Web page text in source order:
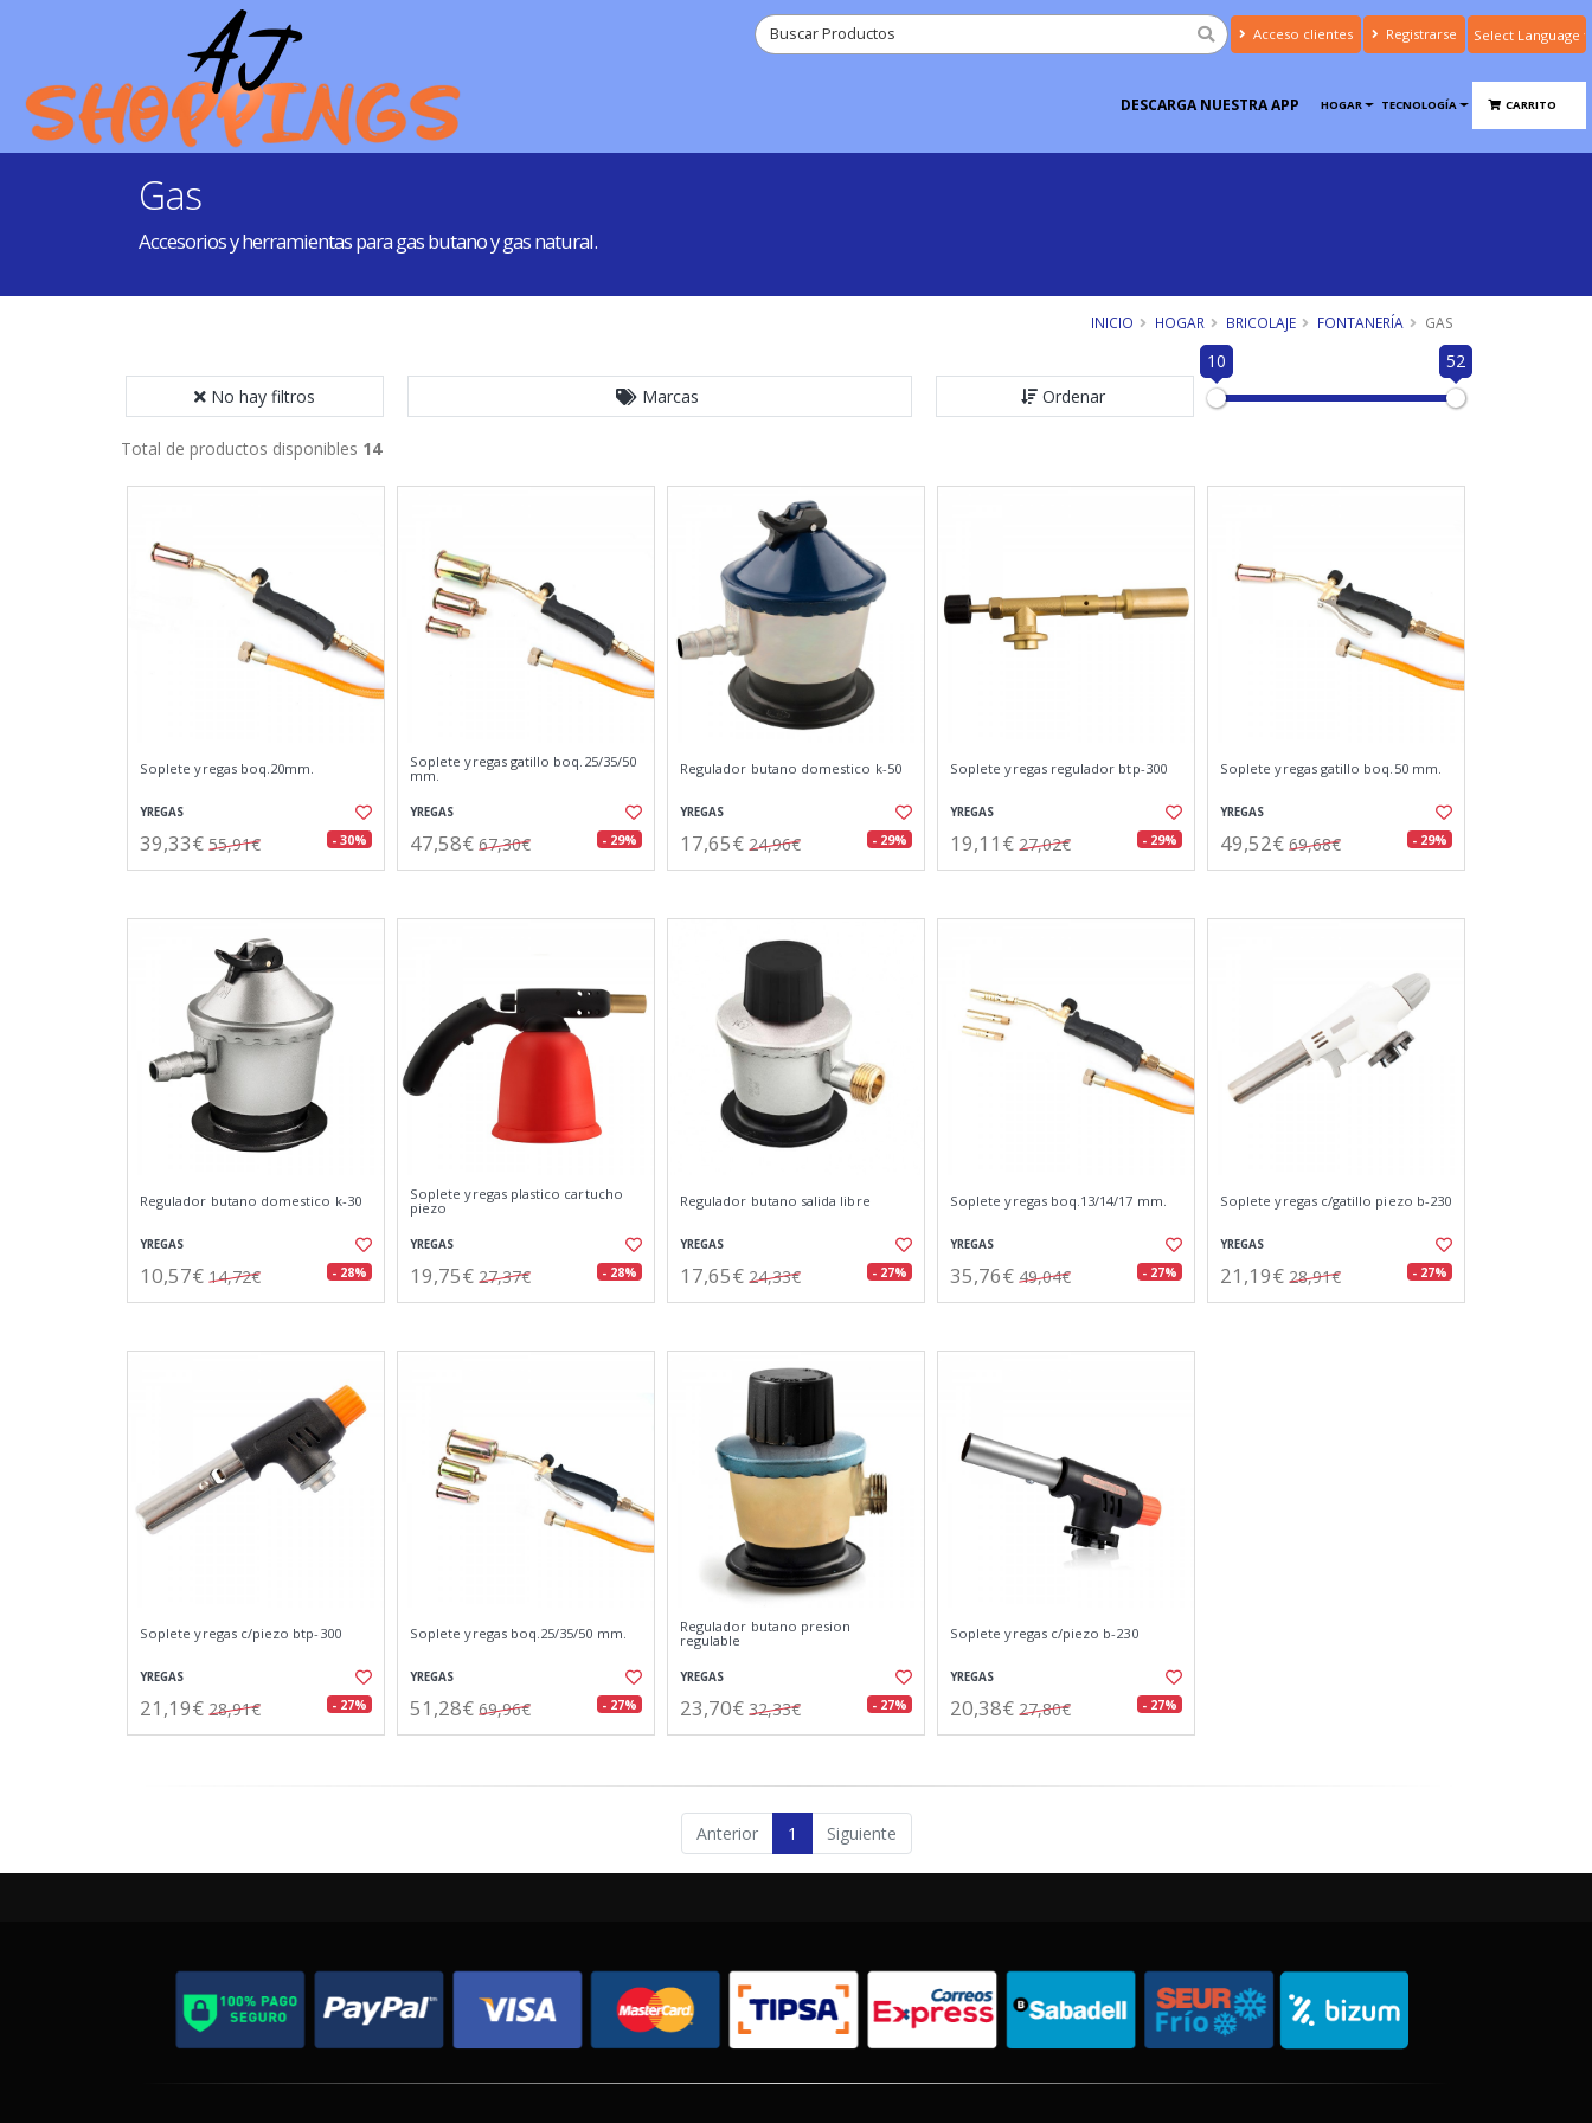
Acceso clientes Registrarse
DESCARGA NUESTRA APP HOGAR TECNOLOGÍA CARRITO
Gas
Accesorios y herramientas para gas butano y gas natural.
INICIO HOGAR BRICOLAJE FONTANERÍA GAS
No hay filtros Marcas Ordenar
10 52
Total de productos disponibles 14
Soplete yregas boq.20mm.
YREGAS
39,33€ 55,91€ - 30%
Soplete yregas gatillo boq.25/35/50
mm.
YREGAS
47,58€ 67,30€ - 29%
Regulador butano domestico k-50
YREGAS
17,65€ 24,96€ - 29%
Soplete yregas regulador btp-300
YREGAS
19,11€ 27,02€ - 29%
Soplete yregas gatillo boq.50 mm.
YREGAS
49,52€ 69,68€ - 29%
Regulador butano domestico k-30
YREGAS
10,57€ 14,72€ - 28%
Soplete yregas plastico cartucho
piezo
YREGAS
19,75€ 27,37€ - 28%
Regulador butano salida libre
YREGAS
17,65€ 24,33€ - 27%
Soplete yregas boq.13/14/17 mm.
YREGAS
35,76€ 49,04€ - 27%
Soplete yregas c/gatillo piezo b-230
YREGAS
21,19€ 28,91€ - 27%
Soplete yregas c/piezo btp-300
YREGAS
21,19€ 28,91€ - 27%
Soplete yregas boq.25/35/50 mm.
YREGAS
51,28€ 69,96€ - 27%
Regulador butano presion
regulable
YREGAS
23,70€ 32,33€ - 27%
Soplete yregas c/piezo b-230
YREGAS
20,38€ 27,80€ - 27%
Anterior 1 Siguiente